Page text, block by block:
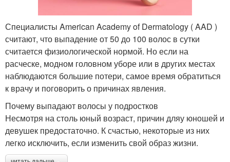
Специалисты American Academy of Dermatology ( AAD )
считают, что выпадение от 50 до 100 волос в сутки
считается физиологической нормой. Но если на
расческе, модном головном уборе или в других местах
наблюдаются большие потери, самое время обратиться
к врачу и поговорить о причинах явления.
Почему выпадают волосы у подростков
Несмотря на столь юный возраст, причин дляу юношей и
девушек предостаточно. К счастью, некоторые из них
легко исключить, если изменить свой образ жизни.